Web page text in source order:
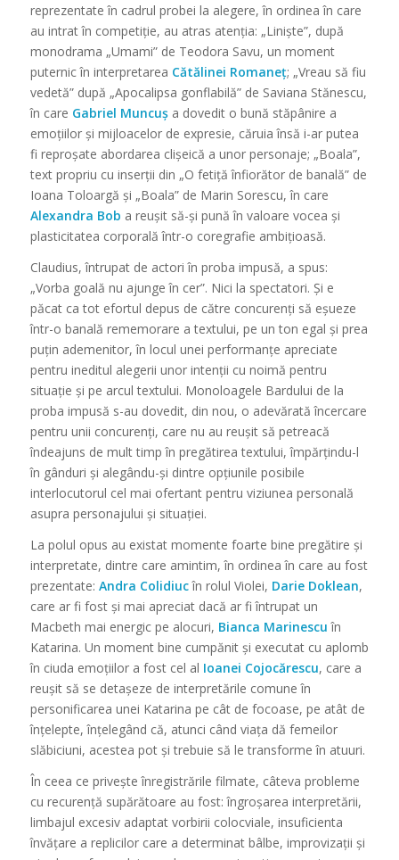
reprezentate în cadrul probei la alegere, în ordinea în care
au intrat în competiție, au atras atenția: „Liniște”, după
monodrama „Umami” de Teodora Savu, un moment
puternic în interpretarea Cătălinei Romaneț; „Vreau să fiu
vedetă” după „Apocalipsa gonflabilă” de Saviana Stănescu,
în care Gabriel Muncușa dovedit o bună stăpânire a
emoțiilor și mijloacelor de expresie, căruia însă i-ar putea
fi reproșate abordarea clișeică a unor personaje; „Boala”,
text propriu cu inserții din „O fetiță înfiorător de banală” de
Ioana Toloargă și „Boala” de Marin Sorescu, în care
Alexandra Bob a reușit să-și pună în valoare vocea și
plasticitatea corporală într-o coregrafie ambițioasă.
Claudius, întrupat de actori în proba impusă, a spus:
„Vorba goală nu ajunge în cer”. Nici la spectatori. Și e
păcat ca tot efortul depus de către concurenți să eșueze
într-o banală rememorare a textului, pe un ton egal și prea
puțin ademenitor, în locul unei performanțe apreciate
pentru ineditul alegerii unor intenții cu noimă pentru
situație și pe arcul textului. Monoloagele Bardului de la
proba impusă s-au dovedit, din nou, o adevărată încercare
pentru unii concurenți, care nu au reușit să petreacă
îndeajuns de mult timp în pregătirea textului, împărțindu-l
în gânduri și alegându-și dintre opțiunile posibile
interlocutorul cel mai ofertant pentru viziunea personală
asupra personajului și situației.
La polul opus au existat momente foarte bine pregătire și
interpretate, dintre care amintim, în ordinea în care au fost
prezentate: Andra Colidiucîn rolul Violei, Darie Doklean,
care ar fi fost și mai apreciat dacă ar fi întrupat un
Macbeth mai energic pe alocuri, Bianca Marinescu în
Katarina. Un moment bine cumpănit și executat cu aplomb
în ciuda emoțiilor a fost cel al Ioanei Cojocărescu, care a
reușit să se detașeze de interpretările comune în
personificarea unei Katarina pe cât de focoase, pe atât de
înțelepte, înțelegând că, atunci când viața dă femeilor
slăbiciuni, acestea pot și trebuie să le transforme în atuuri.
În ceea ce privește înregistrările filmate, câteva probleme
cu recurență supărătoare au fost: îngroșarea interpretării,
limbajul excesiv adaptat vorbirii colocviale, insuficienta
învățare a replicilor care a determinat bâlbe, improvizații și